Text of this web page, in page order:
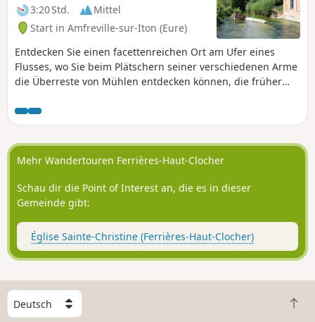
3:20 Std.
Mittel
Start in Amfreville-sur-Iton (Eure)
Entdecken Sie einen facettenreichen Ort am Ufer eines
Flusses, wo Sie beim Plätschern seiner verschiedenen Arme
die Überreste von Mühlen entdecken können, die früher
herrlichen Blick auf die Täler der Eure und der Iton.
Durchstreifen Sie den Wald, wo einige ungewöhnliche
Gäste auf Sie warten, seien es Tiere oder Pflanzen wie
bestimmte Bäume mit ausladenden Ästen.
Mehr Wandertouren Ferrières-Haut-Clocher
Schau dir die Point of Interest an, die es in dieser
Gemeinde gibt:
Église Sainte-Christine (Ferrières-Haut-Clocher)
W
ä
Z